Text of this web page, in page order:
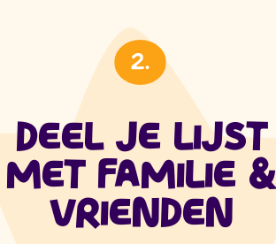
DEEL JE LIJST
MET FAMILIE &
VRIENDEN